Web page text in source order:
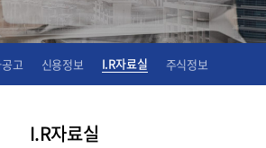
고 신용정보 I.R자료실 주식정보
I.R자료실